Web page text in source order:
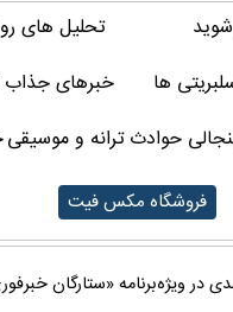
تحلیل های
ها
خبرهای جذاب
حوادثترانه و موسیقی
فروشگاه مکس فیت
در ویژه‌برنامه «ستارگان